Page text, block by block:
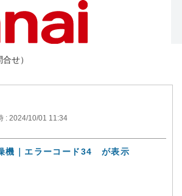
せ）
: 2024/10/01 11:34
機｜エラーコード34 が表示